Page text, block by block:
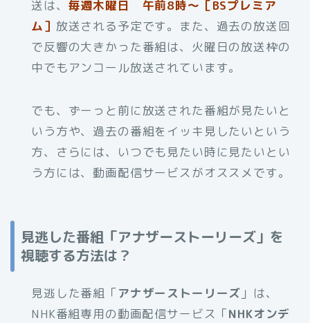
送は、 毎週木曜日 午前8時～［BSプレミア
ム］ 放送される予定です。また、過去の放送回
で反響の大きかった番組は、火曜日の放送枠の
中でもアンコール放送されています。
でも、ずーっと前に放送された番組が見たいと
いう方や、過去の番組をイッキ見したいという
方、さらには、いつでも見たい時に見たいとい
う方には、動画配信サービスがオススメです。
見逃した番組「アナザーストーリーズ」を
視聴する方法は？
見逃した番組「アナザーストーリーズ 」は、
NHK番組専用の動画配信サービス「NHKオンデ